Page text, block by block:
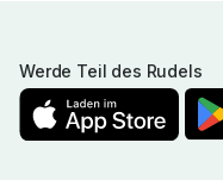
Werde Teil des Rudels